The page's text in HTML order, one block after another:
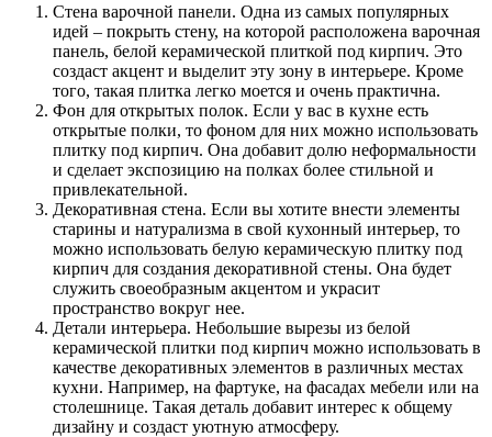
Стена варочной панели. Одна из самых популярных
идей – покрыть стену, на которой расположена варочная
панель, белой керамической плиткой под кирпич. Это
создаст акцент и выделит эту зону в интерьере. Кроме
того, такая плитка легко моется и очень практична.
Фон для открытых полок. Если у вас в кухне есть
открытые полки, то фоном для них можно использовать
плитку под кирпич. Она добавит долю неформальности
и сделает экспозицию на полках более стильной и
привлекательной.
Декоративная стена. Если вы хотите внести элементы
старины и натурализма в свой кухонный интерьер, то
можно использовать белую керамическую плитку под
кирпич для создания декоративной стены. Она будет
служить своеобразным акцентом и украсит
пространство вокруг нее.
Детали интерьера. Небольшие вырезы из белой
керамической плитки под кирпич можно использовать в
качестве декоративных элементов в различных местах
кухни. Например, на фартуке, на фасадах мебели или на
столешнице. Такая деталь добавит интерес к общему
дизайну и создаст уютную атмосферу.